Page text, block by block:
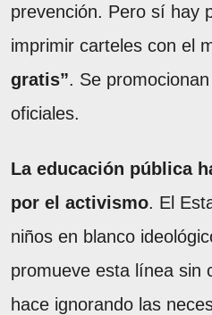
prevención. Pero sí hay
imprimir carteles con el
gratis”. Se
oficiales.
La educación pública
por el activismo. El
niños en blanco
promueve esta línea sin
hace ignorando las